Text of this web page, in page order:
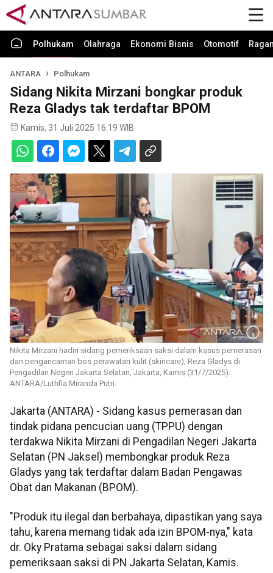
Polhukam Olahraga Ekonomi Bisnis Otomotif
ANTARA Polhukam
Sidang Nikita Mirzani bongkar produk
Reza Gladys tak terdaftar BPOM
Kamis, 31 Juli 2025 16:19 WIB
Nikita Mirzani hadiri sidang pemeriksaan saksi dalam kasus pemerasan
dan pengancaman bos perawatan kulit (skincare), Reza Gladys di
Pengadilan Negeri Jakarta Selatan, Jakarta, Kamis (31/7/2025).
ANTARA/Luthfia Miranda Putri.
Jakarta (ANTARA) - Sidang kasus pemerasan dan
tindak pidana pencucian uang (TPPU) dengan
terdakwa Nikita Mirzani di Pengadilan Negeri Jakarta
Selatan (PN Jaksel) membongkar produk Reza
Gladys yang tak terdaftar dalam Badan Pengawas
Obat dan Makanan (BPOM).
"Produk itu ilegal dan berbahaya, dipastikan yang saya
tahu, karena memang tidak ada izin BPOM-nya," kata
dr. Oky Pratama sebagai saksi dalam sidang
pemeriksaan saksi di PN Jakarta Selatan, Kamis.